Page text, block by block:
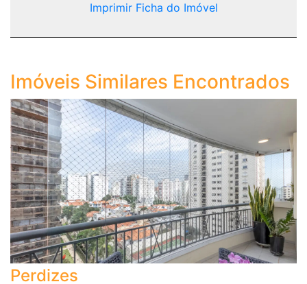
Imprimir Ficha do Imóvel
Imóveis Similares Encontrados
Perdizes